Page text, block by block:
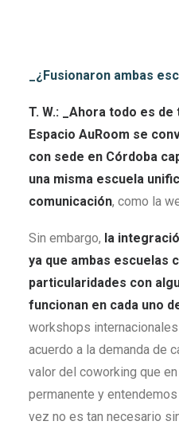
_¿Fusionaron ambas
T. W.: _Ahora todo es
Espacio AuRoom se
con sede en Córdoba
una misma escuela
comunicación, como la
Sin embargo, la
ya que ambas escuelas
particularidades con
funcionan en cada uno
workshops
acuerdo a la demanda de
valor del coworking que
permanente y
vez no es tan necesario